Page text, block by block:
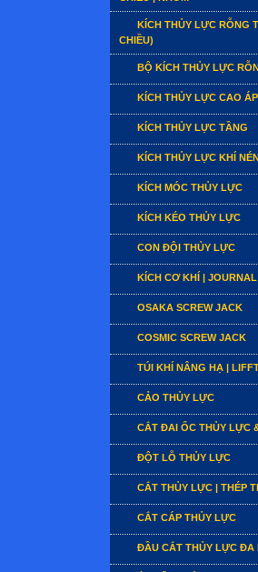
KÍCH THỦY LỰC RỖNG
CHIỀU)
BỘ KÍCH THỦY LỰC
KÍCH THỦY LỰC CAO ÁP
KÍCH THỦY LỰC TẦNG
KÍCH THỦY LỰC KHÍ
KÍCH MÓC THỦY LỰC
KÍCH KÉO THỦY LỰC
CON ĐỘI THỦY LỰC
KÍCH CƠ KHÍ |
OSAKA SCREW JACK
COSMIC SCREW JACK
TÚI KHÍ NÂNG HẠ |
CẢO THỦY LỰC
CẮT ĐAI ỐC THỦY LỰC
ĐỘT LỖ THỦY LỰC
CẮT THỦY LỰC | THÉP
CẮT CÁP THỦY LỰC
ĐẦU CẮT THỦY LỰC ĐA